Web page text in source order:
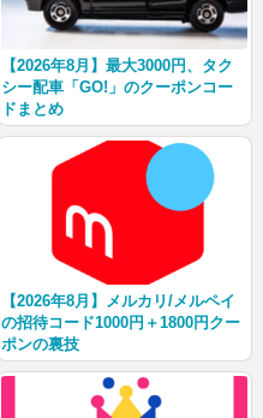
【2026年8月】最大3000円、タク
シー配車「GO!」のクーポンコー
ドまとめ
【2026年8月】メルカリ/メルペイ
の招待コード1000円＋1800円クー
ポンの裏技